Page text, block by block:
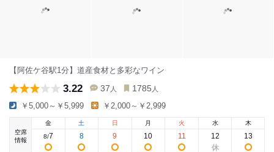
【阿佐ケ谷駅1分】道産食材と多彩なワイン
3.22 37 人 1785 人
￥5,000～￥5,999 ￥2,000～￥2,999
空席
情報
金
8/7
土
8
日
9
月
10
火
11
水
12
木
13